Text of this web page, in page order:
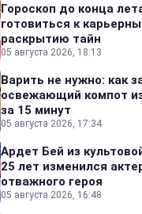
Гороскоп до конца
готовиться к
раскрытию тайн
05 августа 2026, 18:13
Варить не нужно: как
освежающий компот
за 15 минут
05 августа 2026, 17:34
Ардет Бей из
25 лет изменился
отважного героя
05 августа 2026, 16:48